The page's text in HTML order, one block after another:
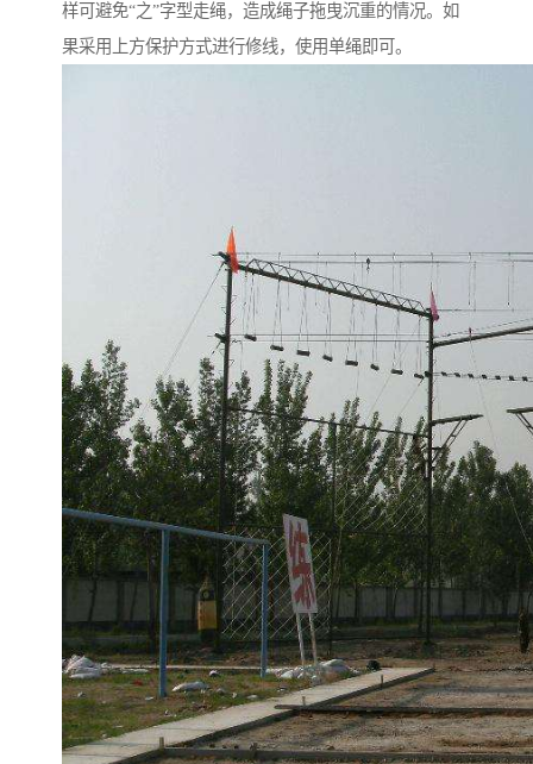
样可避免“之”字型走绳，造成绳子拖曳沉重的情况。如
果采用上方保护方式进行修线，使用单绳即可。